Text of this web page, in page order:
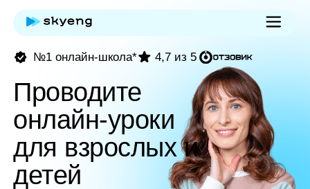
Индивидуальное
расписание
4,7 из 5
Проводите
онлайн-уроки
для взрослых и
детей
Анна Щетинина,
преподаватель